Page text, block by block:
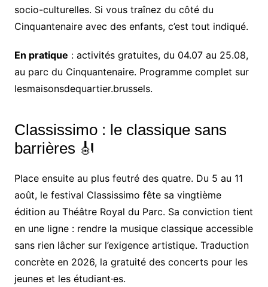
socio-culturelles. Si vous traînez du côté du
Cinquantenaire avec des enfants, c’est tout indiqué.
En pratique : activités gratuites, du 04.07 au 25.08,
au parc du Cinquantenaire. Programme complet sur
lesmaisonsdequartier.brussels.
Classissimo : le classique sans
barrières 🎻
Place ensuite au plus feutré des quatre. Du 5 au 11
août, le festival Classissimo fête sa vingtième
édition au Théâtre Royal du Parc. Sa conviction tient
en une ligne : rendre la musique classique accessible
sans rien lâcher sur l’exigence artistique. Traduction
concrète en 2026, la gratuité des concerts pour les
jeunes et les étudiant·es.